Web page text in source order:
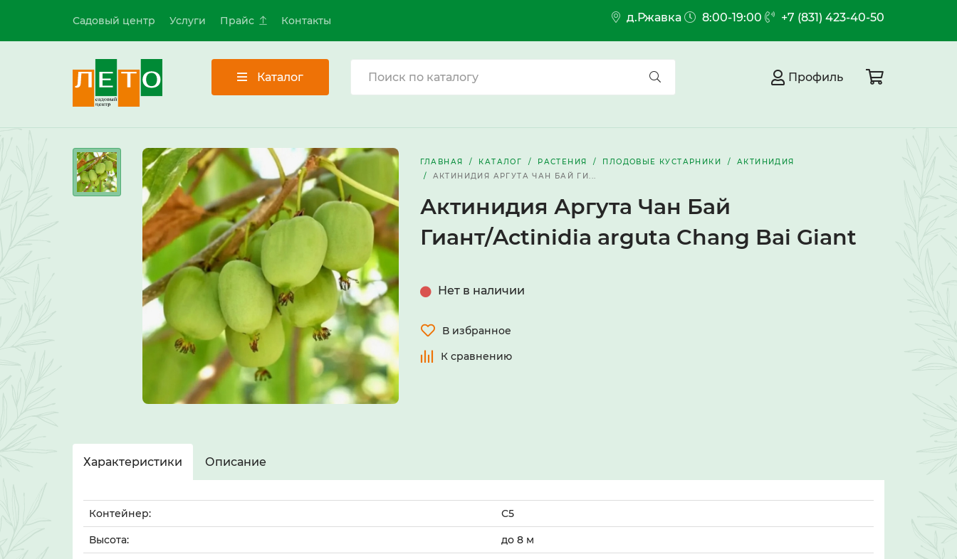
Садовый центр Услуги Прайс Контакты д.Ржавка 8:00-19:00 +7 (831) 423-40-50
Каталог Профиль
ГЛАВНАЯ КАТАЛОГ РАСТЕНИЯ ПЛОДОВЫЕ КУСТАРНИКИ
АКТИНИДИЯ
АКТИНИДИЯ АРГУТА ЧАН БАЙ ГИ...
Актинидия Аргута Чан Бай
Гиант/Actinidia arguta Chang Bai Giant
Нет в наличии
В избранное
К сравнению
Характеристики Описание
Контейнер: С5
Высота: до 8 м